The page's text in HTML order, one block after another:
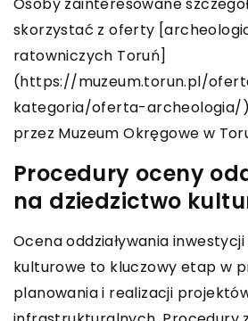
Osoby zainteresowane
skorzystać z oferty
ratowniczych Toruń]
(https://muzeum.torun.pl/
kategoria/oferta-archeologia/
przez Muzeum Okręgowe w
Procedury oceny
na dziedzictwo
Ocena oddziaływania
kulturowe to kluczowy etap w
planowania i realizacji